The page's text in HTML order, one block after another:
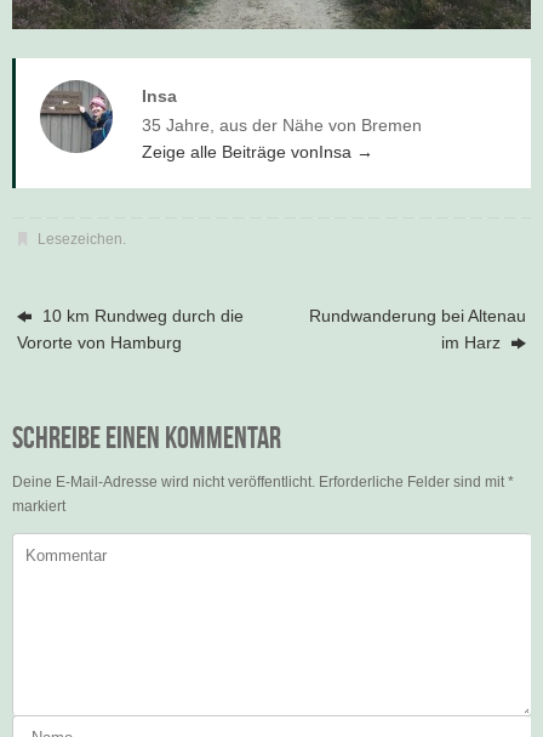
Insa
35 Jahre, aus der Nähe von Bremen
Zeige alle Beiträge vonInsa →
Lesezeichen.
10 km Rundweg durch die
Vororte von Hamburg
Rundwanderung bei Altenau
im Harz
Schreibe einen Kommentar
Deine E-Mail-Adresse wird nicht veröffentlicht. Erforderliche Felder sind mit*
markiert